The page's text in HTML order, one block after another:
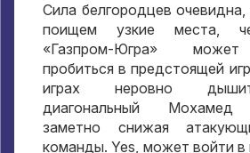
Сила белгородцев очевидна,
поищем узкие места,
«Газпром-Югра» может
пробиться в предстоящей
играх неровно
диагональный Мохамед
заметно снижая
команды. Yes, может войти в